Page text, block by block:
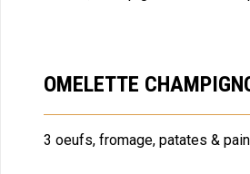
OMELETTE
3 oeufs, fromage, patates &